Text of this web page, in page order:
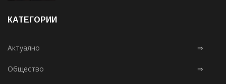
КАТЕГОРИИ
Актуално ⇒
Общество ⇒